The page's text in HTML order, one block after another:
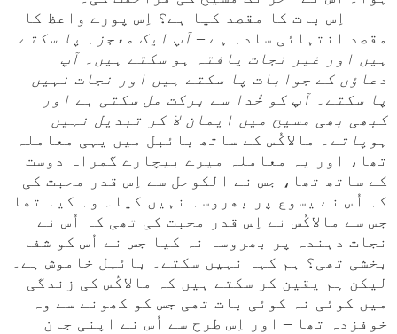
اِس بات کا مقصد کیا ہے؟ اِس پورے واعظ کا
مقصد انتہائی سادہ ہے – آپ ایک معجزہ پا سکتے
ہیں اور غیر نجات یافتہ ہو سکتے ہیں۔ آپ
دعاؤں کے جوابات پا سکتے ہیں اور نجات نہیں
پا سکتے۔ آپ کو خُدا سے برکت مل سکتی ہے اور
کبھی بھی مسیح میں ایمان لا کر تبدیل نہیں
ہوپاتے۔ مالاکُس کے ساتھ بائبل میں یہی معاملہ
تھا، اور یہ معاملہ میرے بیچارے گمراہ دوست
کے ساتھ تھا، جس نے الکوحل سے اِس قدر محبت کی
کہ اُس نے یسوع پر بھروسہ نہیں کیا۔ وہ کیا تھا
جس سے مالاکُس نے اِس قدر محبت کی تھی کہ اُس نے
نجات دہندہ پر بھروسہ نہ کیا جس نے اُس کو شفا
بخشی تھی؟ ہم کہہ نہیں سکتے۔ بائبل خاموش ہے۔
لیکن ہم یقین کر سکتے ہیں کہ مالاکُس کی زندگی
میں کوئی نہ کوئی بات تھی جس کو کھونے سے وہ
خوفزدہ تھا – اور اِس طرح سے اُس نے اپنی جان